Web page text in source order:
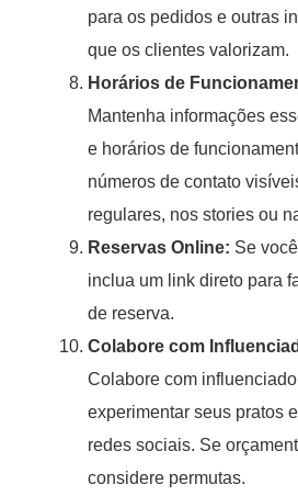
para os pedidos e outras
que os clientes valorizam.
Horários de
Mantenha informações
e horários de
números de contato
regulares, nos stories ou
Reservas Online: Se
inclua um link direto para
de reserva.
Colabore com
Colabore com
experimentar seus pratos
redes sociais. Se
considere permutas.